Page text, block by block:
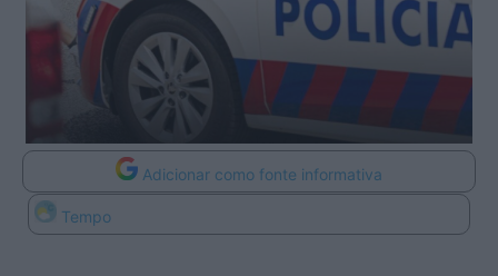
Adicionar como fonte informativa
Tempo